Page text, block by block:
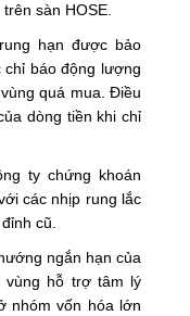
sàn HOSE.
hạn được bảo
báo động lượng
quá mua. Điều
dòng tiền khi chỉ
ty chứng khoán
các nhịp rung lắc
cũ.
ngắn hạn của
vùng hỗ trợ tâm lý
nhóm vốn hóa lớn